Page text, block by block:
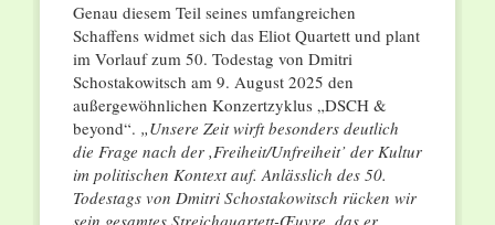
Genau diesem Teil seines umfangreichen
Schaffens widmet sich das Eliot Quartett und plant
im Vorlauf zum 50. Todestag von Dmitri
Schostakowitsch am 9. August 2025 den
außergewöhnlichen Konzertzyklus „DSCH &
beyond“. „Unsere Zeit wirft besonders deutlich
die Frage nach der ,Freiheit/Unfreiheit’ der Kultur
im politischen Kontext auf. Anlässlich des 50.
Todestags von Dmitri Schostakowitsch rücken wir